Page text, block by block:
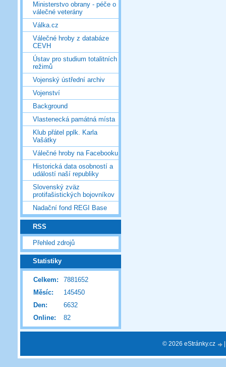
Ministerstvo obrany - péče o
válečné veterány
Válka.cz
Válečné hroby z databáze
CEVH
Ústav pro studium totalitních
režimů
Vojenský ústřední archiv
Vojenství
Background
Vlastenecká památná místa
Klub přátel pplk. Karla
Vašátky
Válečné hroby na Facebooku
Historická data osobností a
událostí naší republiky
Slovenský zväz
protifašistických bojovníkov
Nadační fond REGI Base
RSS
Přehled zdrojů
Statistiky
Online: 82
Celkem:
7881652
Měsíc:
145450
Den:
6632
© 2026 eStránky.cz